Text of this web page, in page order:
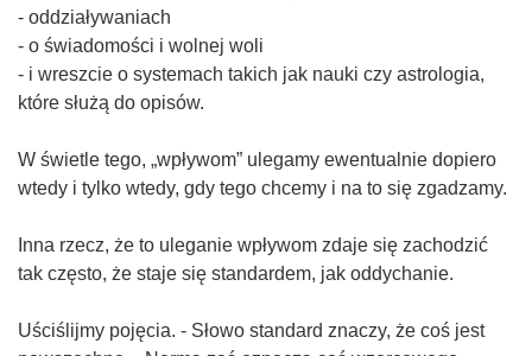
- oddziaływaniach
- o świadomości i wolnej woli
- i wreszcie o systemach takich jak nauki czy astrologia,
które służą do opisów.
W świetle tego, „wpływom” ulegamy ewentualnie dopiero
wtedy i tylko wtedy, gdy tego chcemy i na to się zgadzamy.
Inna rzecz, że to uleganie wpływom zdaje się zachodzić
tak często, że staje się standardem, jak oddychanie.
Uściślijmy pojęcia. - Słowo standard znaczy, że coś jest